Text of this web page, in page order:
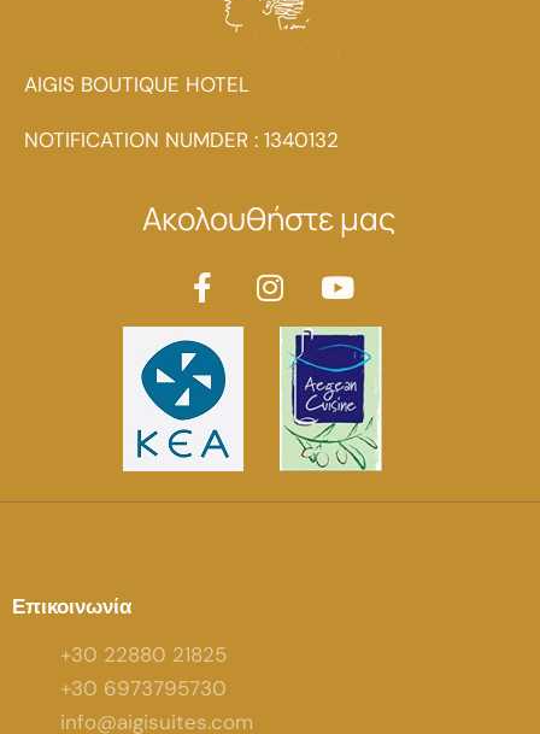
AIGIS BOUTIQUE HOTEL
NOTIFICATION NUMDER : 1340132
Ακολουθήστε μας
Επικοινωνία
+30 22880 21825
+30 6973795730
info@aigisuites.com